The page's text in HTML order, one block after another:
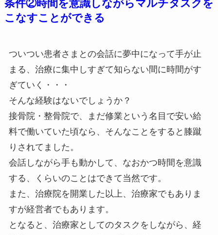
条件②時間を意識しながらマルチタスクを
こなすことができる
ついつい患者さまとの会話に夢中になって手が止
まる、治療に集中しすぎて知らない間に時間がす
ぎていく・・・
そんな経験はないでしょうか？
接骨院・整骨院で、まだ修業という名目で安い給
料で働いていた頃なら、そんなことをすると膝蹴
りされてました。
会話しながら手も動かして、なおかつ時間を意識
する、くらいのことはできて当然です。
また、治療院を開業した以上、治療家でもありま
すが経営者でもあります。
となると、治療家としてのタスクをしながら、経